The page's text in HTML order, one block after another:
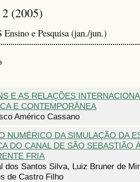
(2005)
e Pesquisa (jan./jun.)
E AS RELAÇÕES
E CONTEMPORÂNEA
Américo Cassano
NUMÉRICO DA SIMULAÇÃO DA
DO CANAL DE SÃO SEBASTIÃO
FRIA
dos Santos Silva, Luiz Bruner de
de Castro Filho